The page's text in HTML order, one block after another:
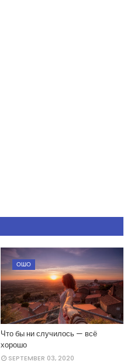
ОШО
Что бы ни случилось — всё
хорошо
SEPTEMBER 03, 2020